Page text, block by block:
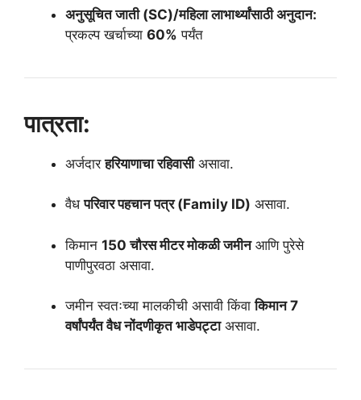
अनुसूचित जाती (SC)/महिला लाभार्थ्यांसाठी अनुदान:
प्रकल्प खर्चाच्या 60% पर्यंत
पात्रता:
अर्जदारहरियाणाचा रहिवासीअसावा.
वैधपरिवार पहचान पत्र (Family ID) असावा.
किमान 150 चौरस मीटर मोकळी जमीनआणि पुरेसे
पाणीपुरवठा असावा.
जमीन स्वतःच्या मालकीची असावी किंवाकिमान 7
वर्षांपर्यंत वैध नोंदणीकृत भाडेपट्टाअसावा.